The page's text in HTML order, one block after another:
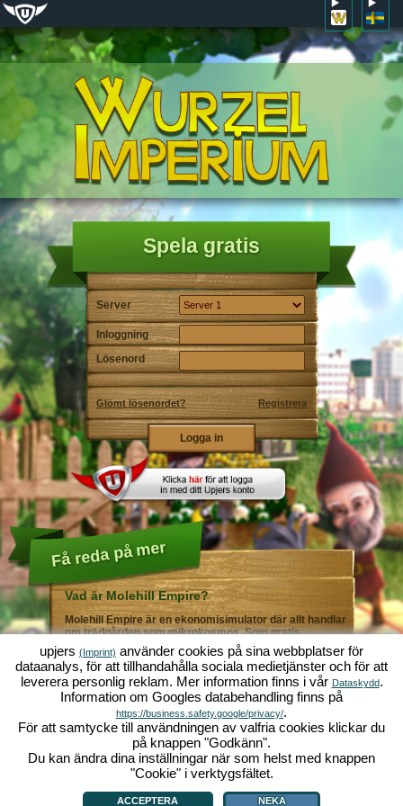
Spela gratis
Server
Inloggning
Lösenord
Glömt lösenordet? Registrera
Få reda på mer
Vad är Molehill Empire?
Molehill Empire är en ekonomisimulator där allt handlar
om trädgården som mikrokosmos. Som gratis
webbläsarspel fungerar det i din webbläsare - helt utan
ytterligare nedladdningar eller programinstallationer! I
rollen som trädgårdsmästare skapar du ditt eget gröna
paradis. Plantera! Vattna! Skörda! Du väljer mellan alla
möjliga olika grönsaker och frukter: tomater och
jordgubbar - eller kanske hellre morötter och sallad?
Gurka och broccoli? Äsch - varför inte fylla ditt
trädgårdsland med lite av varje!? Besök städerna
Grönadal och Metropola för att handla med andra
spelare. Köp nya, spännande grödor och ge livet i
örtagården en extra krydda med exklusiva
trädgårdsdekorationer. Uppfyll dina kunders önskemål
och var alltid mån om god grannsämja, så att inte din
Vad är Molehill Empire?|Bakgrund|Funktioner| Spelregler
Hantera Cookies
upjers (Imprint) använder cookies på sina webbplatser för
dataanalys, för att tillhandahålla sociala medietjänster och för att
leverera personlig reklam. Mer information finns i vår Dataskydd.
Information om Googles databehandling finns på
https://business.safety.google/privacy/.
För att samtycke till användningen av valfria cookies klickar du
på knappen "Godkänn".
Du kan ändra dina inställningar när som helst med knappen
"Cookie" i verktygsfältet.
ACCEPTERA NEKA